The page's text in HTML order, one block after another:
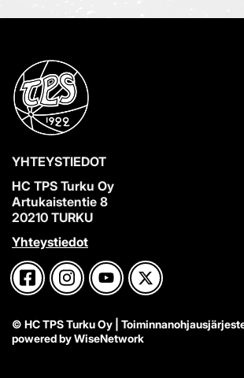
YHTEYSTIEDOT
HC TPS Turku Oy
Artukaistentie 8
20210 TURKU
Yhteystiedot
© HC TPS Turku Oy |
powered byWiseNetwork